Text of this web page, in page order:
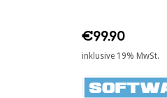
€99.90
inklusive 19% MwSt.